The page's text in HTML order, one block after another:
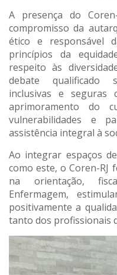
A presença do
compromisso da
ético e responsável
princípios da
respeito às
debate qualificado
inclusivas e seguras
aprimoramento do
vulnerabilidades e
assistência integral à
Ao integrar espaços
como este, o Coren-RJ
na orientação,
Enfermagem,
positivamente a
tanto dos profissionais